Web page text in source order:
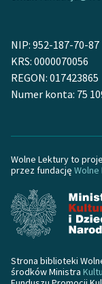
NIP: 952-187-70-87
KRS: 0000070056
REGON: 017423865
Numer konta: 75
Wolne Lektury to
przez fundację
Strona biblioteki
środków Ministra